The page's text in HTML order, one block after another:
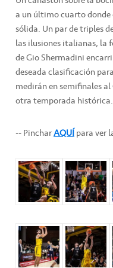
a un último cuarto donde
sólida. Un par de triples
las ilusiones italianas, la
de Gio Shermadini
deseada clasificación
medirán en semifinales
otra temporada histórica.
-- PincharAQUÍpara ver